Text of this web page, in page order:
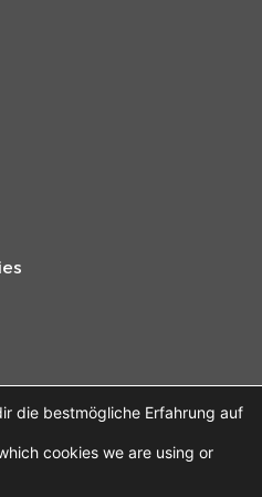
Rechte vorbehalten
die bestmögliche Erfahrung auf
cookies we are using or